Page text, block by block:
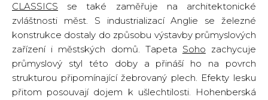
CLASSICS se také zaměřuje na architektonické
zvláštnosti měst. S industrializací Anglie se železné
konstrukce dostaly do způsobu výstavby průmyslových
zařízení i městských domů. Tapeta Soho zachycuje
průmyslový styl této doby a přináší ho na povrch
strukturou připomínající žebrovaný plech. Efekty lesku
přitom posouvají dojem k ušlechtilosti. Hohenberská